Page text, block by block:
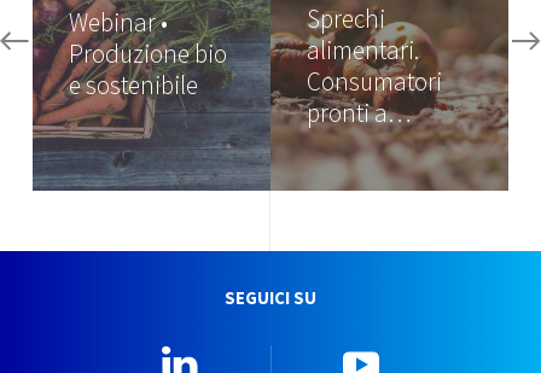
Webinar •
Produzione bio
e sostenibile
Sprechi
alimentari.
Consumatori
pronti a…
SEGUICI SU